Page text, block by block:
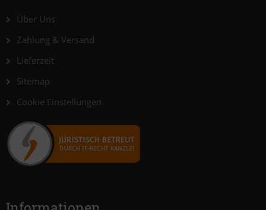
Über Uns
Zahlung & Versand
Lieferzeit
Sitemap
Cookie Einstellungen